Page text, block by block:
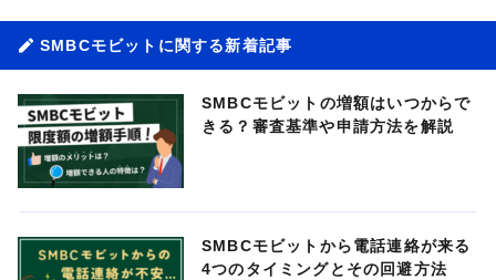
SMBCモビットに関する新着記事
SMBCモビットの増額はいつからで
きる？審査基準や申請方法を解説
SMBCモビットから電話連絡が来る
4つのタイミングとその回避方法